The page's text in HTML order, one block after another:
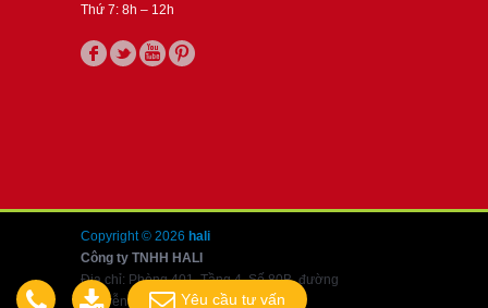
Thứ 7: 8h – 12h
Copyright © 2026 hali
Công ty TNHH HALI
Địa chỉ: Phòng 401, Tầng 4, Số 80B, đường
Nguyễn Văn Cừ, Long Biên, Hà Nội
Yêu cầu tư vấn